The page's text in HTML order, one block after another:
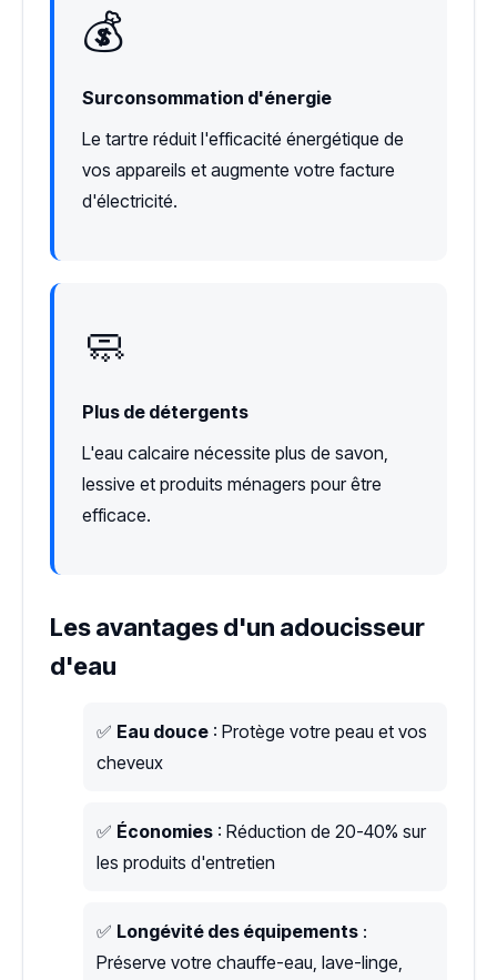
💰
Surconsommation d'énergie
Le tartre réduit l'efficacité énergétique de
vos appareils et augmente votre facture
d'électricité.
🧼
Plus de détergents
L'eau calcaire nécessite plus de savon,
lessive et produits ménagers pour être
efficace.
Les avantages d'un adoucisseur
d'eau
✅ Eau douce : Protège votre peau et vos
cheveux
✅ Économies : Réduction de 20-40% sur
les produits d'entretien
✅ Longévité des équipements :
Préserve votre chauffe-eau, lave-linge,